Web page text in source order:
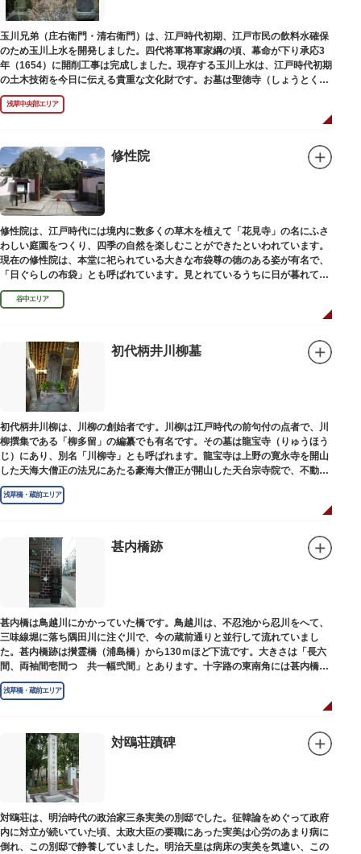
玉川兄弟（庄右衛門・清右衛門）は、江戸時代初期、江戸市民の飲料水確保
のため玉川上水を開発しました。四代将軍将軍家綱の頃、幕命が下り承応3
年（1654）に開削工事は完成しました。現存する玉川上水は、江戸時代初期
の土木技術を今日に伝える貴重な文化財です。お墓は聖徳寺（しょうとく
じ）にあります。
浅草中央部エリア
修性院
修性院は、江戸時代には境内に数多くの草木を植えて「花見寺」の名にふさ
わしい庭園をつくり、四季の自然を楽しむことができたといわれています。
現在の修性院は、本堂に祀られている大きな布袋尊の徳のある姿が有名で、
「日ぐらしの布袋」とも呼ばれています。見とれているうちに日が暮れてし
まった、という言い伝えです。
谷中エリア
初代柄井川柳墓
初代柄井川柳は、川柳の創始者です。川柳は江戸時代の前句付の点者で、川
柳撰集である「柳多留」の編纂でも有名です。その墓は龍宝寺（りゅうほう
じ）にあり、別名「川柳寺」とも呼ばれます。龍宝寺は上野の寛永寺を開山
した天海大僧正の法兄にあたる豪海大僧正が開山した天台宗寺院で、不動明
王の梵字を刻んだ板碑が境内に残っています。
浅草橋・蔵前エリア
甚内橋跡
甚内橋は鳥越川にかかっていた橋です。鳥越川は、不忍池から忍川をへて、
三味線堀に落ち隅田川に注ぐ川で、今の蔵前通りと並行して流れていまし
た。甚内橋跡は攅霊橋（浦島橋）から130ｍほど下流です。大きさは「長六
間、両袖間壱間つゞ共一幅弐間」とあります。十字路の東南角には甚内橋跡
の石碑があります。
浅草橋・蔵前エリア
対鴎荘蹟碑
対鴎荘は、明治時代の政治家三条実美の別邸でした。征韓論をめぐって政府
内に対立が続いていた頃、太政大臣の要職にあった実美は心労のあまり病に
倒れ、この別邸で静養していました。明治天皇は病床の実美を気遣い、この